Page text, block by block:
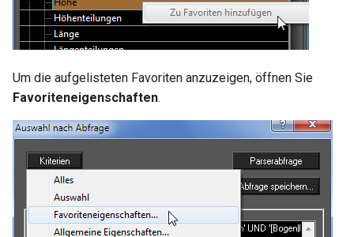
Um die aufgelisteten Favoriten anzuzeigen, öffnen Sie
Favoriteneigenschaften.